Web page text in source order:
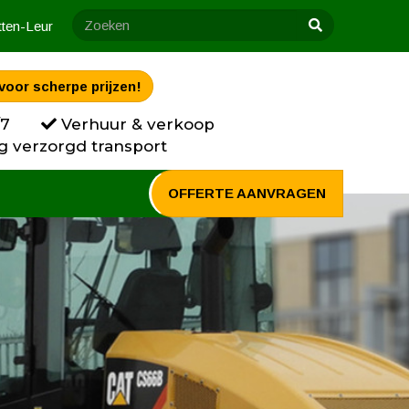
Leur
scherpe prijzen!
Verhuur & verkoop
verzorgd transport
OFFERTE AANVRAGEN